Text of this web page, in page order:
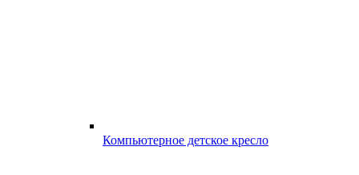
Компьютерное детское кресло